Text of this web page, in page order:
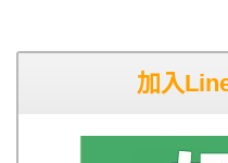
加入